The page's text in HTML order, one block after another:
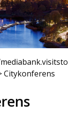
Citykonferens